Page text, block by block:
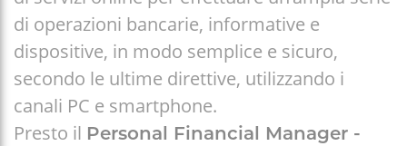
di operazioni bancarie, informative e
dispositive, in modo semplice e sicuro,
secondo le ultime direttive, utilizzando i
canali PC e smartphone.
Presto il Personal Financial Manager -